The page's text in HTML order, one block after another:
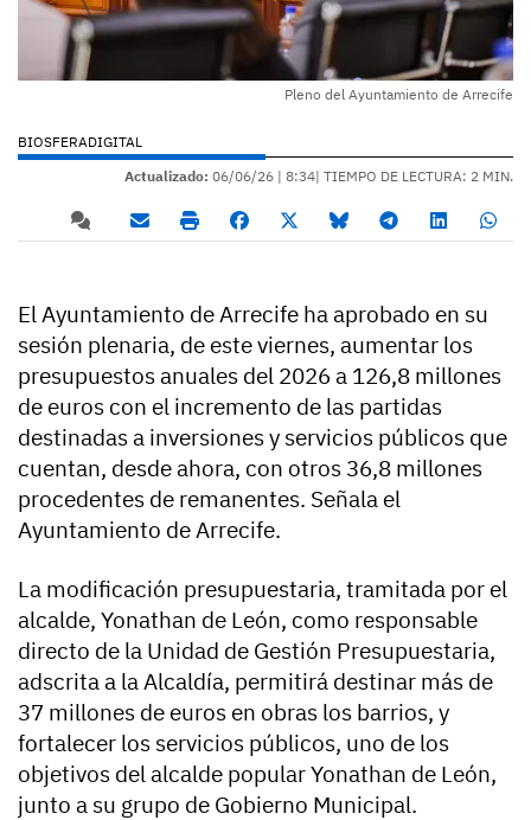
Pleno del Ayuntamiento de Arrecife
BIOSFERADIGITAL
Actualizado: 06/06/26 | 8:34| TIEMPO DE LECTURA: 2 MIN.
El Ayuntamiento de Arrecife ha aprobado en su
sesión plenaria, de este viernes, aumentar los
presupuestos anuales del 2026 a 126,8 millones
de euros con el incremento de las partidas
destinadas a inversiones y servicios públicos que
cuentan, desde ahora, con otros 36,8 millones
procedentes de remanentes. Señala el
Ayuntamiento de Arrecife.
La modificación presupuestaria, tramitada por el
alcalde, Yonathan de León, como responsable
directo de la Unidad de Gestión Presupuestaria,
adscrita a la Alcaldía, permitirá destinar más de
37 millones de euros en obras los barrios, y
fortalecer los servicios públicos, uno de los
objetivos del alcalde popular Yonathan de León,
junto a su grupo de Gobierno Municipal.